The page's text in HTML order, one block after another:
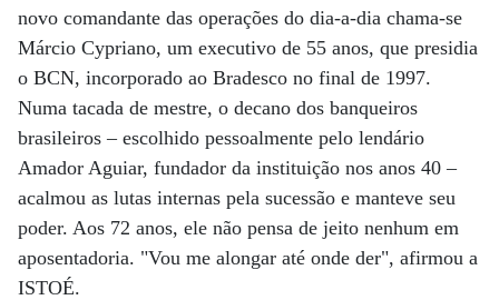
novo comandante das operações do dia-a-dia chama-se
Márcio Cypriano, um executivo de 55 anos, que presidia
o BCN, incorporado ao Bradesco no final de 1997.
Numa tacada de mestre, o decano dos banqueiros
brasileiros – escolhido pessoalmente pelo lendário
Amador Aguiar, fundador da instituição nos anos 40 –
acalmou as lutas internas pela sucessão e manteve seu
poder. Aos 72 anos, ele não pensa de jeito nenhum em
aposentadoria. "Vou me alongar até onde der", afirmou a
ISTOÉ.